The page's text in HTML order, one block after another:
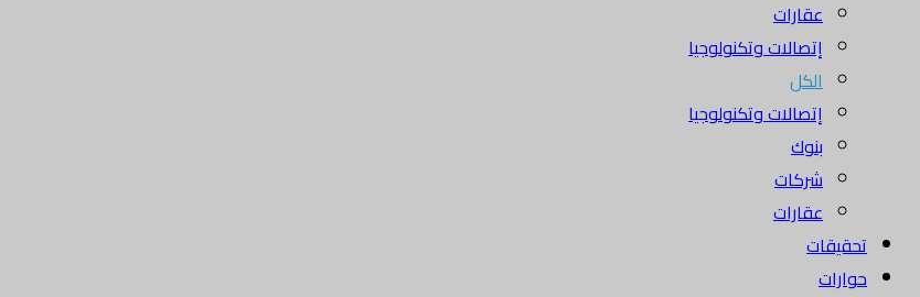
عقارات
إتصالات وتكنولوجيا
الكل
إتصالات وتكنولوجيا
بنوك
شركات
عقارات
تحقيقات
حوارات